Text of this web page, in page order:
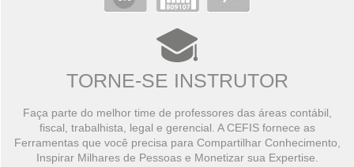
TORNE-SE INSTRUTOR
Faça parte do melhor time de professores das áreas contábil,
fiscal, trabalhista, legal e gerencial. A CEFIS fornece as
Ferramentas que você precisa para Compartilhar Conhecimento,
Inspirar Milhares de Pessoas e Monetizar sua Expertise.